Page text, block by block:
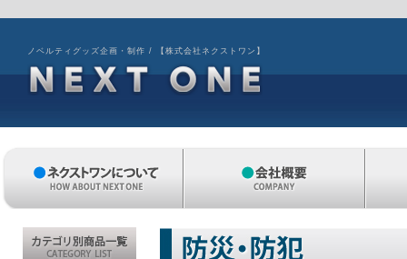
ノベルティグッズ企画・制作 / 【株式会社ネクストワン】